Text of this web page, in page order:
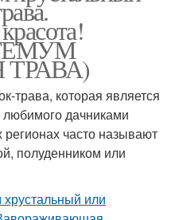
трава, которая является
дачниками
часто называют
полуденником или